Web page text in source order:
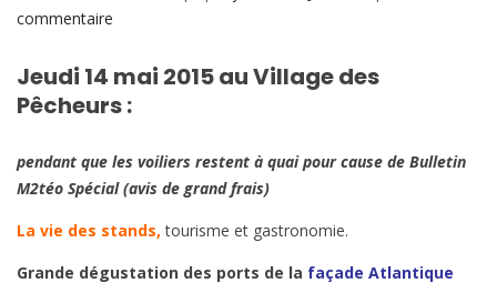
commentaire
2015
:
Atlantique
au
Village
Jeudi 14 mai 2015 au Village des
Pêcheurs :
pendant que les voiliers restent à quai pour cause de Bulletin
M2téo Spécial (avis de grand frais)
La vie des stands, tourisme et gastronomie.
Grande dégustation des ports de la façade Atlantique